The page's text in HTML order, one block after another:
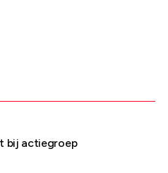
bij actiegroep